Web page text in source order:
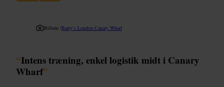
Billede /Barry’s London Canary Wharf
“Intens træning, enkel logistik midt i Canary
Wharf”